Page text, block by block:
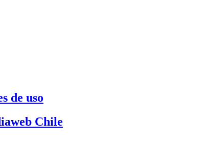
de uso
Chile